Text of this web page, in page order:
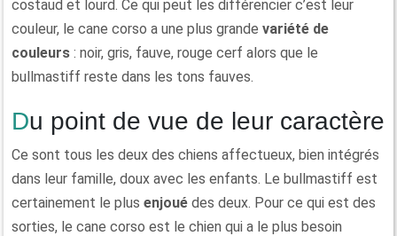
costaud et lourd. Ce qui peut les différencier c’est leur
couleur, le cane corso a une plus grande variété de
couleurs : noir, gris, fauve, rouge cerf alors que le
bullmastiff reste dans les tons fauves.
Du point de vue de leur caractère
Ce sont tous les deux des chiens affectueux, bien intégrés
dans leur famille, doux avec les enfants. Le bullmastiff est
certainement le plus enjoué des deux. Pour ce qui est des
sorties, le cane corso est le chien qui a le plus besoin